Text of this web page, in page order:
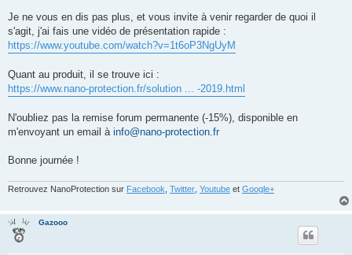
Je ne vous en dis pas plus, et vous invite à venir regarder de quoi il
s'agit, j'ai fais une vidéo de présentation rapide :
https://www.youtube.com/watch?v=1t6oP3NgUyM
Quant au produit, il se trouve ici :
https://www.nano-protection.fr/solution ... -2019.html
N'oubliez pas la remise forum permanente (-15%), disponible en
m'envoyant un email à info@nano-protection.fr
Bonne journée !
Retrouvez NanoProtection sur Facebook Twitter Youtube et Google+
Gazooo